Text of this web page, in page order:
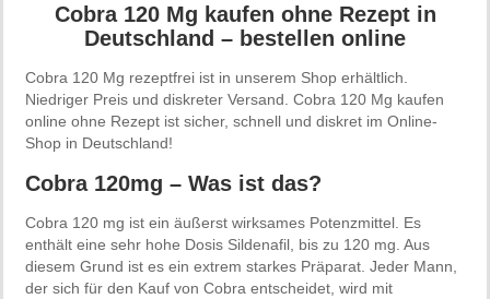
Cobra 120 Mg kaufen ohne Rezept in
Deutschland – bestellen online
Cobra 120 Mg rezeptfrei ist in unserem Shop erhältlich.
Niedriger Preis und diskreter Versand. Cobra 120 Mg kaufen
online ohne Rezept ist sicher, schnell und diskret im Online-
Shop in Deutschland!
Cobra 120mg – Was ist das?
Cobra 120 mg ist ein äußerst wirksames Potenzmittel. Es
enthält eine sehr hohe Dosis Sildenafil, bis zu 120 mg. Aus
diesem Grund ist es ein extrem starkes Präparat. Jeder Mann,
der sich für den Kauf von Cobra entscheidet, wird mit